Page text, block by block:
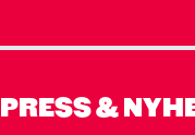
PRESS &